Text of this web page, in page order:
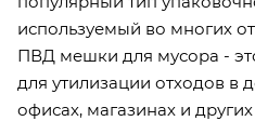
используемый во многих
ПВД мешки для мусора -
для утилизации отходов в
офисах, магазинах и других